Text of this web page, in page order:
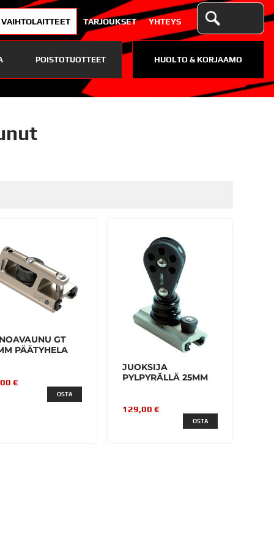
VAIHTOLAITTEET TARJOUKSET YHTEYS
POISTOTUOTTEET HUOLTO & KORJAAMO
GT
PÄÄTYHELA
€
OSTA
JUOKSIJA
PYLPYRÄLLÄ 25MM
129,00 €
OSTA